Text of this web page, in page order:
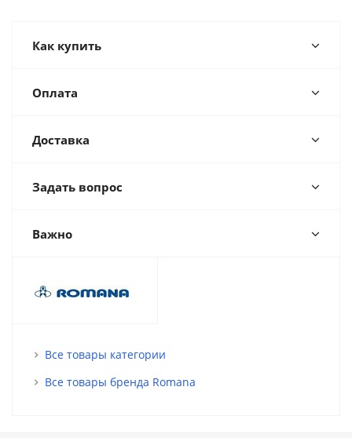
Как купить
Оплата
Доставка
Задать вопрос
Важно
Все товары категории
Все товары бренда Romana